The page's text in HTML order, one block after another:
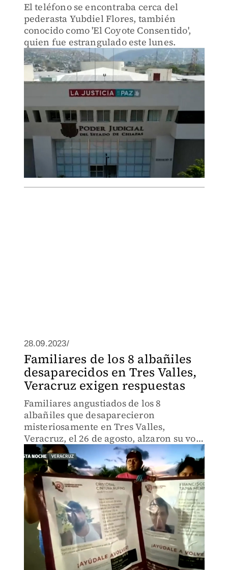
El teléfono se encontraba cerca del
pederasta Yubdiel Flores, también
conocido como 'El Coyote Consentido',
quien fue estrangulado este lunes.
28.09.2023/
Familiares de los 8 albañiles
desaparecidos en Tres Valles,
Veracruz exigen respuestas
Familiares angustiados de los 8
albañiles que desaparecieron
misteriosamente en Tres Valles,
Veracruz, el 26 de agosto, alzaron su voz
en una emotiva protesta.